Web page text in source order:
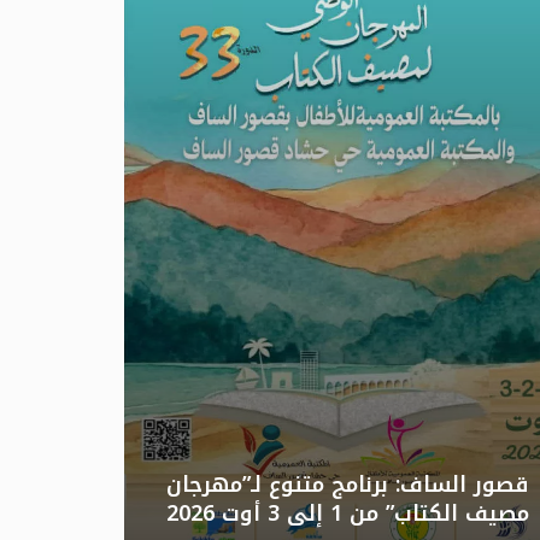
قصور الساف: برنامج متنوع لـ”مهرجان
مصيف الكتاب” من 1 إلى 3 أوت 2026